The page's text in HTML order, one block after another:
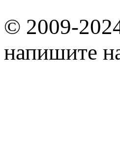
© 2009-
напишите